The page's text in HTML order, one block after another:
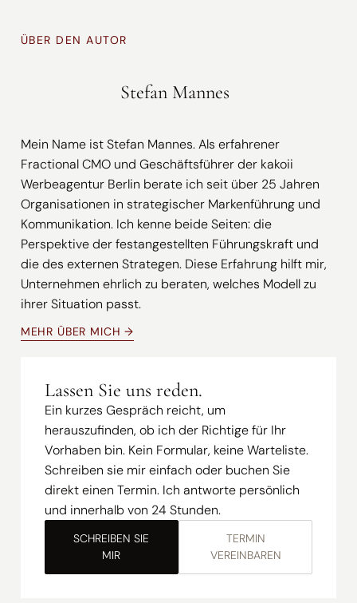
ÜBER DEN AUTOR
Stefan Mannes
Mein Name ist Stefan Mannes. Als erfahrener
Fractional CMO und Geschäftsführer der kakoii
Werbeagentur Berlin berate ich seit über 25 Jahren
Organisationen in strategischer Markenführung und
Kommunikation. Ich kenne beide Seiten: die
Perspektive der festangestellten Führungskraft und
die des externen Strategen. Diese Erfahrung hilft mir,
Unternehmen ehrlich zu beraten, welches Modell zu
ihrer Situation passt.
MEHR ÜBER MICH →
Lassen Sie uns reden.
Ein kurzes Gespräch reicht, um
herauszufinden, ob ich der Richtige für Ihr
Vorhaben bin. Kein Formular, keine Warteliste.
Schreiben sie mir einfach oder buchen Sie
direkt einen Termin. Ich antworte persönlich
und innerhalb von 24 Stunden.
SCHREIBEN SIE
MIR
TERMIN
VEREINBAREN